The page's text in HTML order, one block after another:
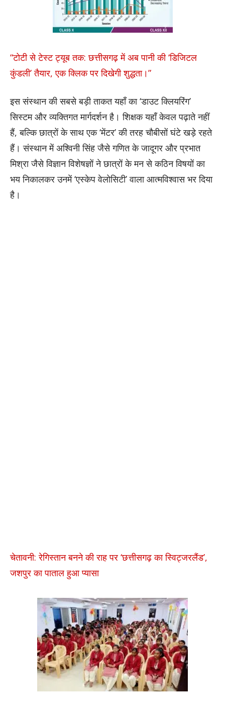
“टोटी से टेस्ट ट्यूब तक: छत्तीसगढ़ में अब पानी की ‘डिजिटल
कुंडली’ तैयार, एक क्लिक पर दिखेगी शुद्धता।”
इस संस्थान की सबसे बड़ी ताकत यहाँ का ‘डाउट क्लियरिंग’
सिस्टम और व्यक्तिगत मार्गदर्शन है। शिक्षक यहाँ केवल पढ़ाते नहीं
हैं, बल्कि छात्रों के साथ एक ‘मेंटर’ की तरह चौबीसों घंटे खड़े रहते
हैं। संस्थान में अश्विनी सिंह जैसे गणित के जादूगर और प्रभात
मिश्रा जैसे विज्ञान विशेषज्ञों ने छात्रों के मन से कठिन विषयों का
भय निकालकर उनमें ‘एस्केप वेलोसिटी’ वाला आत्मविश्वास भर दिया
है।
चेतावनी: रेगिस्तान बनने की राह पर ‘छत्तीसगढ़ का स्विट्जरलैंड’,
जशपुर का पाताल हुआ प्यासा